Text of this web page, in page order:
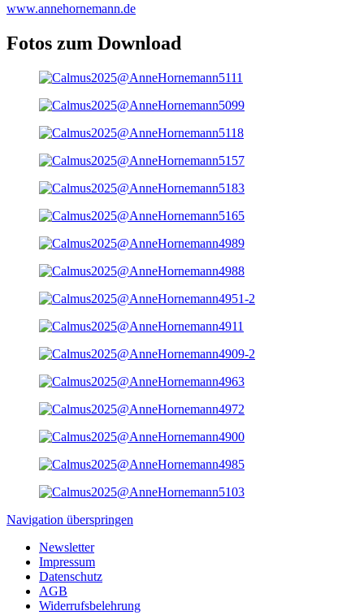
www.annehornemann.de
Fotos zum Download
Navigation überspringen
Newsletter
Impressum
Datenschutz
AGB
Widerrufsbelehrung